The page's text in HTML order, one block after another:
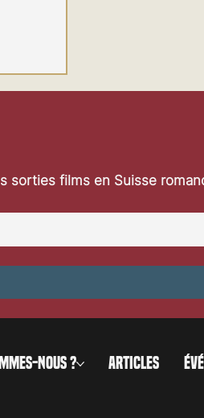
sorties films en Suisse
NOUS ? ARTICLES